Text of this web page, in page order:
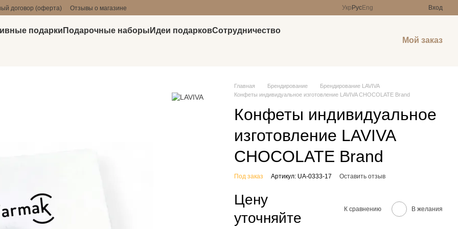
договор (оферта) Отзывы о магазине Укр РусEng Вход
подарки Подарочные наборы Идеи подарковСотрудничество
Мой заказ
Главная Брендирование
Брендирование LAVIVA
Конфеты индивидуальное изготовление LAVIVA CHOCOLATE Brand
Конфеты индивидуальное
изготовление LAVIVA
CHOCOLATE Brand
Под заказ Артикул: UA-0333-17 Оставить отзыв
Цену
уточняйте
К сравнению В желания